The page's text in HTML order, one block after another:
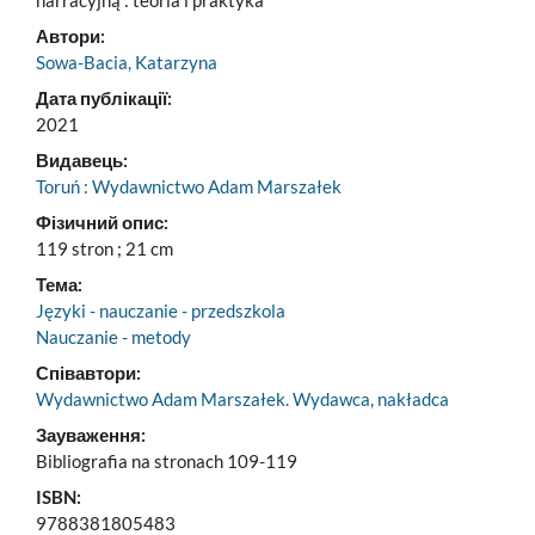
Автори:
Sowa-Bacia, Katarzyna
Дата публікації:
2021
Видавець:
Toruń : Wydawnictwo Adam Marszałek
Фізичний опис:
119 stron ; 21 cm
Тема:
Języki - nauczanie - przedszkola
Nauczanie - metody
Співавтори:
Wydawnictwo Adam Marszałek. Wydawca, nakładca
Зауваження:
Bibliografia na stronach 109-119
ISBN:
9788381805483